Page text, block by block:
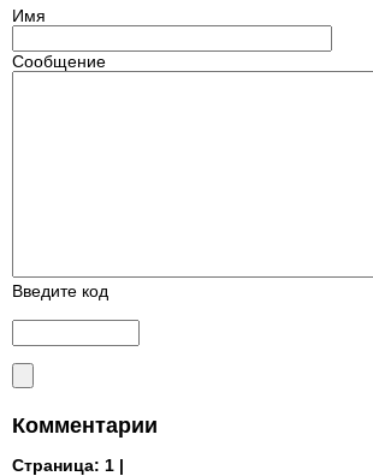
Имя
Сообщение
Введите код
Комментарии
Страница: 1 |